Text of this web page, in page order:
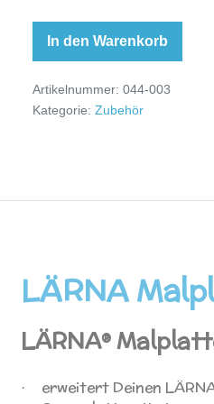
In den Warenkorb
Artikelnummer:044-003
Kategorie:Zubehör
LÄRNA
LÄRNA®
·
erweitert Deinen